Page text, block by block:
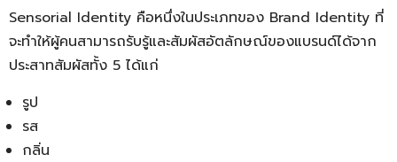
Sensorial Identity คือหนึ่งในประเภทของ Brand Identity ที่
จะทำให้ผู้คนสามารถรับรู้และสัมผัสอัตลักษณ์ของแบรนด์ได้จาก
ประสาทสัมผัสทั้ง 5 ได้แก่
รูป
รส
กลิ่น